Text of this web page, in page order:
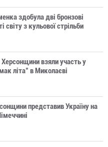
здобула дві бронзові
світу з кульової стрільби
Херсонщини взяли участь у
літа" в Миколаєві
представив Україну на